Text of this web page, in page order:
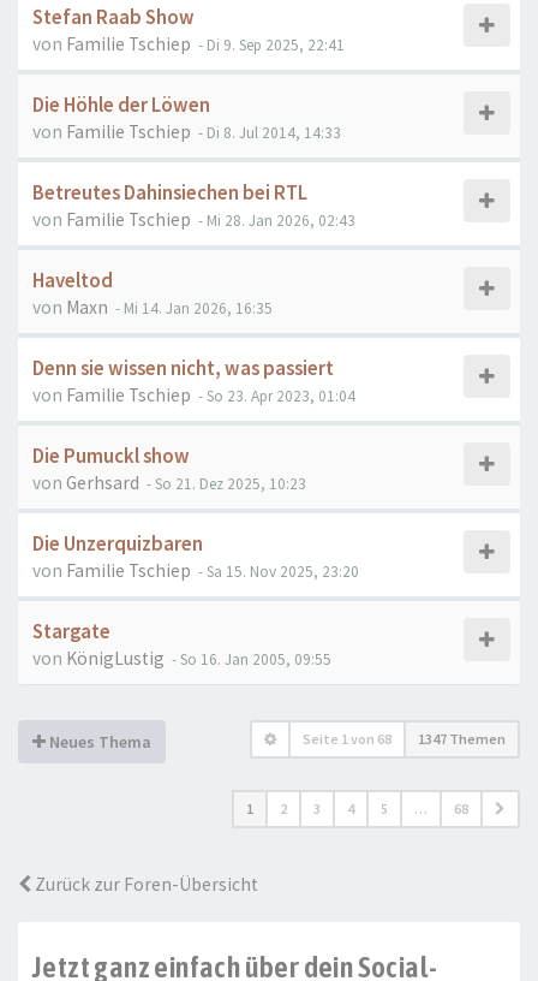
Stefan Raab Show
von Familie Tschiep - Di 9. Sep 2025, 22:41
Die Höhle der Löwen
von Familie Tschiep - Di 8. Jul 2014, 14:33
Betreutes Dahinsiechen bei RTL
von Familie Tschiep - Mi 28. Jan 2026, 02:43
Haveltod
von Maxn - Mi 14. Jan 2026, 16:35
Denn sie wissen nicht, was passiert
von Familie Tschiep - So 23. Apr 2023, 01:04
Die Pumuckl show
von Gerhsard - So 21. Dez 2025, 10:23
Die Unzerquizbaren
von Familie Tschiep - Sa 15. Nov 2025, 23:20
Stargate
von KönigLustig - So 16. Jan 2005, 09:55
Neues Thema Seite 1von 68 1347 Themen
1 2 3 4 5 … 68
Zurück zur Foren-Übersicht
Jetzt ganz einfach über dein Social-